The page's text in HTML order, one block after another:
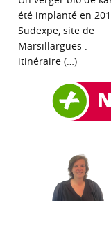
été implanté en
Sudexpe, site de
Marsillargues :
itinéraire (…)